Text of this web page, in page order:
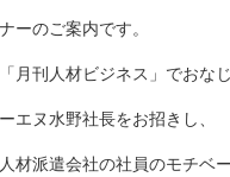
ーのご案内です。
月刊人材ビジネス」でおな
エヌ水野社長をお招きし、
人材派遣会社の社員のモチベ